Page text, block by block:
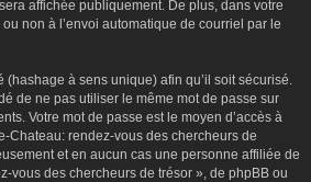
affichée publiquement. De plus, dans votre
non à l’envoi automatique de courriel par le
(hashage à sens unique) afin qu’il soit sécurisé.
de ne pas utiliser le même mot de passe sur
Votre mot de passe est le moyen d’accès à
Chateau: rendez-vous des chercheurs de
et en aucun cas une personne affiliée de
vous des chercheurs de trésor », de phpBB ou